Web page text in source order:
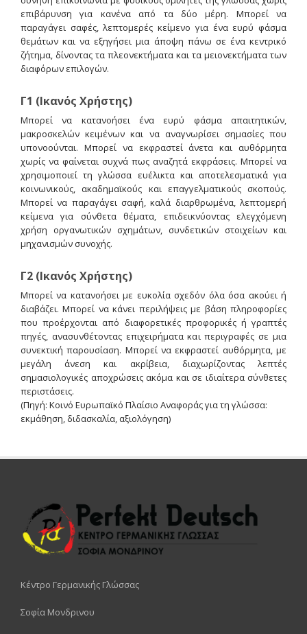
επιβάρυνση για κανένα από τα δύο μέρη. Μπορεί να
παραγάγει σαφές, λεπτομερές κείμενο για ένα ευρύ φάσμα
θεμάτων και να εξηγήσει μια άποψη πάνω σε ένα κεντρικό
ζήτημα, δίνοντας τα πλεονεκτήματα και τα μειονεκτήματα των
διαφόρων επιλογών.
Γ1 (Ικανός Χρήστης)
Μπορεί να κατανοήσει ένα ευρύ φάσμα απαιτητικών,
μακρoσκελών κειμένων και να αναγνωρίσει σημασίες που
υπονοούνται. Μπορεί να εκφραστεί άνετα και αυθόρμητα
χωρίς να φαίνεται συχνά πως αναζητά εκφράσεις. Μπορεί να
χρησιμοποιεί τη γλώσσα ευέλικτα και αποτελεσματικά για
κοινωνικούς, ακαδημαϊκούς και επαγγελματικούς σκοπούς.
Μπορεί να παραγάγει σαφή, καλά διαρθρωμένα, λεπτομερή
κείμενα για σύνθετα θέματα, επιδεικνύοντας ελεγχόμενη
χρήση οργανωτικών σχημάτων, συνδετικών στοιχείων και
μηχανισμών συνοχής.
Γ2 (Ικανός Χρήστης)
Μπορεί να κατανοήσει με ευκολία σχεδόν όλα όσα ακούει ή
διαβάζει. Μπορεί να κάνει περιλήψεις με βάση πληροφορίες
που προέρχονται από διαφορετικές προφορικές ή γραπτές
πηγές, ανασυνθέτοντας επιχειρήματα και περιγραφές σε μια
συνεκτική παρουσίαση. Μπορεί να εκφραστεί αυθόρμητα, με
μεγάλη άνεση και ακρίβεια, διαχωρίζοντας λεπτές
σημασιολογικές αποχρώσεις ακόμα και σε ιδιαίτερα σύνθετες
περιστάσεις.
(Πηγή: Κοινό Ευρωπαϊκό Πλαίσιο Αναφοράς για τη γλώσσα:
εκμάθηση, διδασκαλία, αξιολόγηση)
Κέντρο Γερμανικής Γλώσσας
Σοφία Μονδρινου